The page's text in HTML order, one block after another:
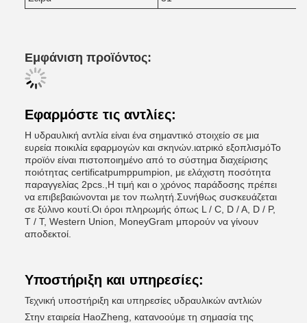
Εμφάνιση προϊόντος:
Εφαρμόστε τις αντλίες:
Η υδραυλική αντλία είναι ένα σημαντικό στοιχείο σε μια
ευρεία ποικιλία εφαρμογών και σκηνών.ιατρικό εξοπλισμόΤο
προϊόν είναι πιστοποιημένο από το σύστημα διαχείρισης
ποιότητας certificatpumppumpion, με ελάχιστη ποσότητα
παραγγελίας 2pcs.,Η τιμή και ο χρόνος παράδοσης πρέπει
να επιβεβαιώνονται με τον πωλητή.Συνήθως συσκευάζεται
σε ξύλινο κουτί.Οι όροι πληρωμής όπως L / C, D / A, D / P,
T / T, Western Union, MoneyGram μπορούν να γίνουν
αποδεκτοί.
Υποστήριξη και υπηρεσίες:
Τεχνική υποστήριξη και υπηρεσίες υδραυλικών αντλιών
Στην εταιρεία HaoZheng, κατανοούμε τη σημασία της